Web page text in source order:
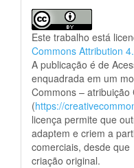
Este trabalho está
Commons Attribution
A publicação é de
enquadrada em um
Commons – atribuição
(https://
licença permite que
adaptem e criem a
comerciais, desde
criação original.